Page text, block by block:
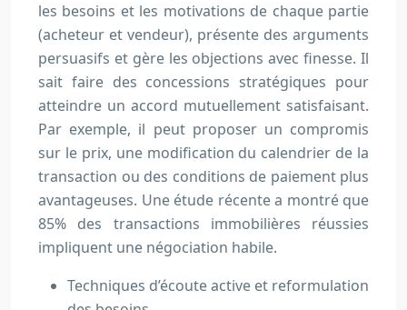
les besoins et les motivations de chaque partie
(acheteur et vendeur), présente des arguments
persuasifs et gère les objections avec finesse. Il
sait faire des concessions stratégiques pour
atteindre un accord mutuellement satisfaisant.
Par exemple, il peut proposer un compromis
sur le prix, une modification du calendrier de la
transaction ou des conditions de paiement plus
avantageuses. Une étude récente a montré que
85% des transactions immobilières réussies
impliquent une négociation habile.
Techniques d’écoute active et reformulation